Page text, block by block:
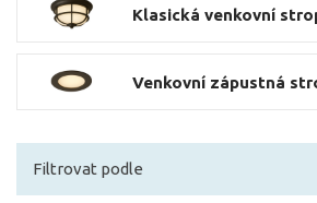
Klasická venkovní
Venkovní zápustná
Filtrovat podle